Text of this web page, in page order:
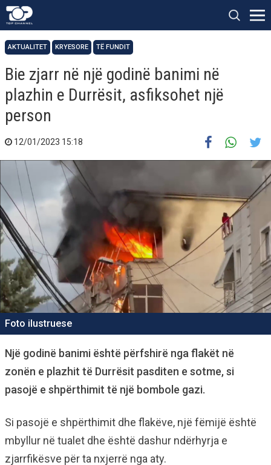
AKTUALITET KRYESORE TË FUNDIT
Bie zjarr në një godinë banimi në
plazhin e Durrësit, asfiksohet një
person
12/01/2023 15:18
Foto ilustruese
Një godinë banimi është përfshirë nga flakët në
zonën e plazhit të Durrësit pasditen e sotme, si
pasojë e shpërthimit të një bombole gazi.
Si pasojë e shpërthimit dhe flakëve, një fëmijë është
mbyllur në tualet dhe është dashur ndërhyrja e
zjarrfikësve për ta nxjerrë nga aty.